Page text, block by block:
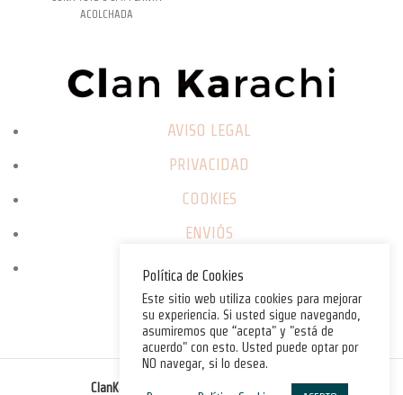
ACOLCHADA
AVISO LEGAL
PRIVACIDAD
COOKIES
ENVIÓS
CAMBIOS / DEVOLUCIONES
ClanKarachi.com . All rights reserved.©
Política de Cookies
Este sitio web utiliza cookies para mejorar
su experiencia. Si usted sigue navegando,
asumiremos que “acepta" y "está de
acuerdo" con esto. Usted puede optar por
NO navegar, si lo desea.